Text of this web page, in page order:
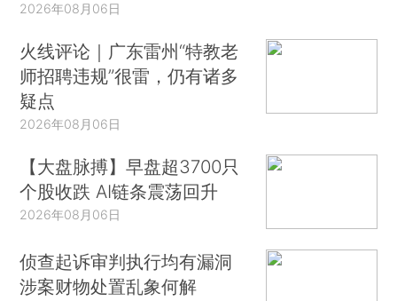
2026年08月06日
火线评论｜广东雷州“特教老
师招聘违规”很雷，仍有诸多
疑点
2026年08月06日
【大盘脉搏】早盘超3700只
个股收跌 AI链条震荡回升
2026年08月06日
侦查起诉审判执行均有漏洞
涉案财物处置乱象何解